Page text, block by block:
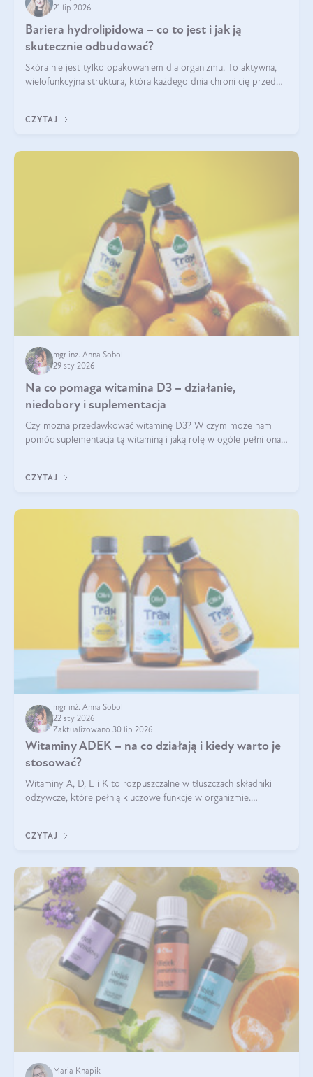
21 lip 2026
Bariera hydrolipidowa – co to jest i jak ją
skutecznie odbudować?
Skóra nie jest tylko opakowaniem dla organizmu. To aktywna,
wielofunkcyjna struktura, która każdego dnia chroni cię przed
bariera hydrolipidowa.
CZYTAJ
mgr inż. Anna Sobol
29 sty 2026
Na co pomaga witamina D3 – działanie,
niedobory i suplementacja
Czy można przedawkować witaminę D3? W czym może nam
pomóc suplementacja tą witaminą i jaką rolę w ogóle pełni ona
robić?
CZYTAJ
mgr inż. Anna Sobol
22 sty 2026
Zaktualizowano 30 lip 2026
Witaminy ADEK – na co działają i kiedy warto je
stosować?
Witaminy A, D, E i K to rozpuszczalne w tłuszczach składniki
odżywcze, które pełnią kluczowe funkcje w organizmie.
CZYTAJ
Maria Knapik